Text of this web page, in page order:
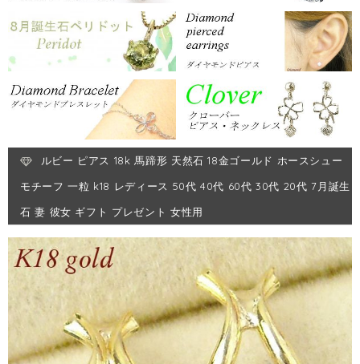
ルビー ピアス 18k 馬蹄形 天然石 18金ゴールド ホースシュー
モチーフ 一粒 k18 レディース 50代 40代 60代 30代 20代 7月誕生
石 妻 彼女 ギフト プレゼント 女性用